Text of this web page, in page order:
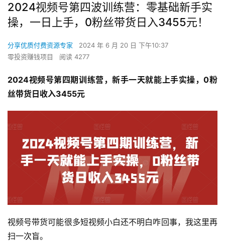
2024视频号第四波训练营：零基础新手实
操，一日上手，0粉丝带货日入3455元！
分享优质付费资源专家
2024 年 6 月 20 日 下午10:37
零投资赚钱项目
阅读 4277
2024视频号第四期训练营，新手一天就能上手实操，0粉
丝带货日收入3455元
视频号带货可能很多短视频小白还不明白咋回事，我这里再
扫一次盲。